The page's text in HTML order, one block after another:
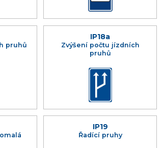
pruhů
IP18a
Zvýšení počtu jízdních
pruhů
IP19
Řadící pruhy